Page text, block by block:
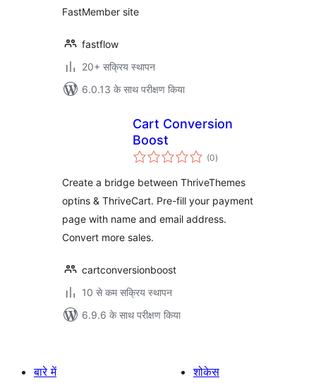
FastMember site
fastflow
20+ सक्रिय स्थापन
6.0.13 के साथ परीक्षण किया
Cart Conversion
Boost
(0कुल
दर)
Create a bridge between ThriveThemes
optins & ThriveCart. Pre-fill your payment
page with name and email address.
Convert more sales.
cartconversionboost
10 से कम सक्रिय स्थापन
6.9.6 के साथ परीक्षण किया
बारे में
शोकेस